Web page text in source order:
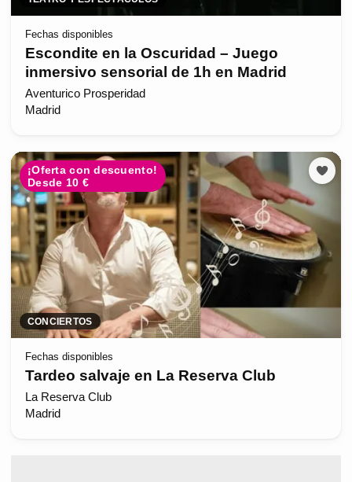
Fechas disponibles
Escondite en la Oscuridad – Juego
inmersivo sensorial de 1h en Madrid
Aventurico Prosperidad
Madrid
¡Oferta con descuento!
Desde 10 €
CONCIERTOS
Fechas disponibles
Tardeo salvaje en La Reserva Club
La Reserva Club
Madrid